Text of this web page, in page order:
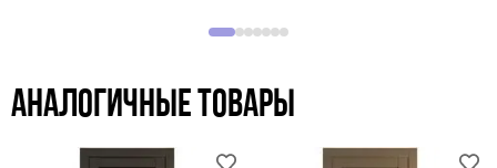
Аналогичные товары